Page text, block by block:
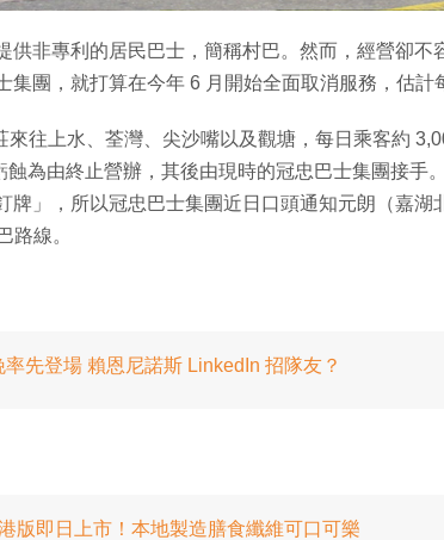
供非專利的居民巴士，簡稱村巴。然而，經營卻不
集團，就打算在今年 6 月開始全面取消服務，估計
往上水、荃灣、尖沙嘴以及觀塘，每日乘客約
蝕為由終止營辦，其後由現時的冠忠巴士集團接手
牌」，所以冠忠巴士集團近日口頭通知元朗（嘉湖
路線。
率先登場 賴恩尼諾斯 LinkedIn 招隊友？
版即日上市！本地製造膳食纖維可口可樂